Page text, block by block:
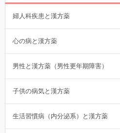
婦人科疾患と漢方薬
心の病と漢方薬
男性と漢方薬（男性更年期障害）
子供の病気と漢方薬
生活習慣病（内分泌系）と漢方薬